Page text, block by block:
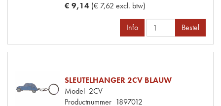
€ 9,14 (€ 7,62 excl. btw)
Info Bestel
SLEUTELHANGER 2CV BLAUW
Model 2CV
Productnummer 1897012